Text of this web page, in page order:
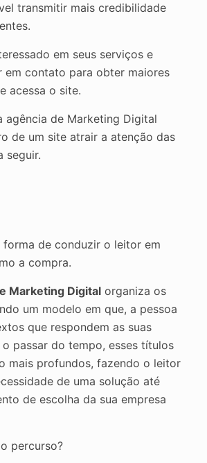
transmitir mais credibilidade
em seus serviços e
em contato para obter maiores
acessa o site.
agência de Marketing Digital
de um site atrair a atenção das
seguir.
forma de conduzir o leitor em
a compra.
Marketing Digital organiza os
um modelo em que, a pessoa
que respondem as suas
passar do tempo, esses títulos
mais profundos, fazendo o leitor
de uma solução até
de escolha da sua empresa
percurso?